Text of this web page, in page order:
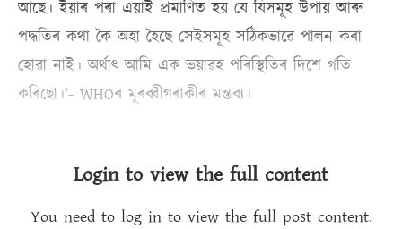
আছে। ইয়াৰ পৰা এয়াই প্ৰমাণিত হয় যে যিসমূহ উপায় আৰু
পদ্ধতিৰ কথা কৈ অহা হৈছে সেইসমূহ সঠিকভাৱে পালন কৰা
হোৱা নাই। অৰ্থাৎ আমি এক ভয়াৱহ পৰিস্থিতিৰ দিশে গতি
কৰিছো।’- WHOৰ মূৰব্বীগৰাকীৰ মন্তব্য।
Login to view the full content
You need to log in to view the full post content.